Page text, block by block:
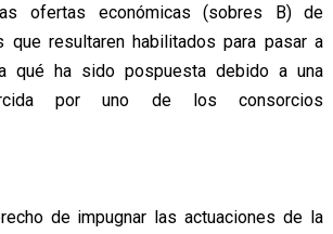
ofertas económicas (sobres B) de
que resultaren habilitados para pasar a
qué ha sido pospuesta debido a una
por uno de los consorcios
de impugnar las actuaciones de la